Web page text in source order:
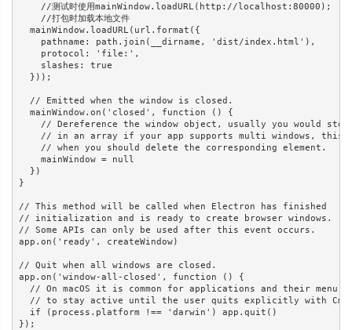
    //测试时使用mainWindow.loadURL(http://localhost:80000);
    //打包时加载本地文件
  mainWindow.loadURL(url.format({
    pathname: path.join(__dirname, 'dist/index.html'),
    protocol: 'file:',
    slashes: true
  }));
  // Emitted when the window is closed.
  mainWindow.on('closed', function () {
// Dereference the window object, usually you would
// in an array if your app supports multi windows, this
    // when you should delete the corresponding element.
    mainWindow = null
  })
}
// This method will be called when Electron has finished
// initialization and is ready to create browser windows.
// Some APIs can only be used after this event occurs.
app.on('ready', createWindow)
// Quit when all windows are closed.
app.on('window-all-closed', function () {
// On macOS it is common for applications and their menu
// to stay active until the user quits explicitly with Cmd
  if (process.platform !== 'darwin') app.quit()
});